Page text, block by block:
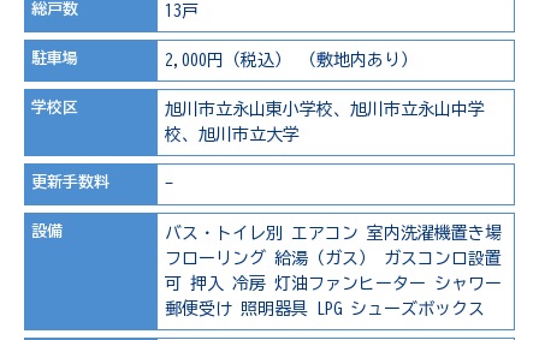
総戸数 13戸
駐車場 2,000円（税込） （敷地内あり）
学校区
旭川市立永山東小学校、旭川市立永山中学
校、旭川市立大学
更新手数料 -
設備 バス・トイレ別 エアコン 室内洗濯機置き場
フローリング
給湯（ガス）
ガスコンロ設置
可
押入 冷房 灯油ファンヒーター
シャワー
郵便受け 照明器具 LPG シューズボックス